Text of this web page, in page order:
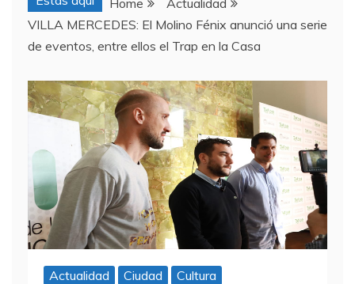
Home
Actualidad
VILLA MERCEDES: El Molino Fénix anunció una serie
de eventos, entre ellos el Trap en la Casa
Actualidad Ciudad Cultura